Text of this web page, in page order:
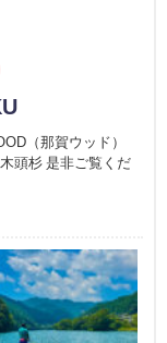
（那賀ウッド）
頭杉 是非ご覧くだ